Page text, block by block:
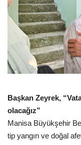
Başkan Zeyrek,
olacağız”
Manisa Büyükşehir
tip yangın ve doğal